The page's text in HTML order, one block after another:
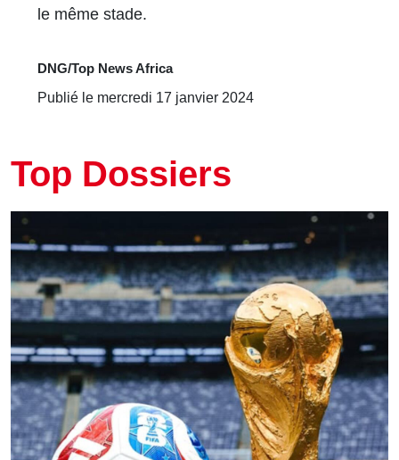
le même stade.
DNG/Top News Africa
Publié le mercredi 17 janvier 2024
Top Dossiers